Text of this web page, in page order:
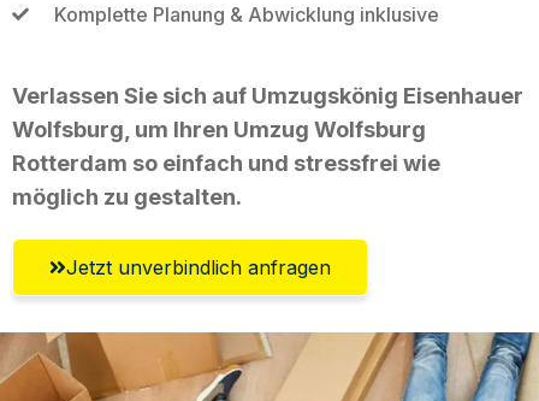
Komplette Planung & Abwicklung inklusive
Verlassen Sie sich auf Umzugskönig Eisenhauer
Wolfsburg, um Ihren Umzug Wolfsburg
Rotterdam so einfach und stressfrei wie
möglich zu gestalten.
Jetzt unverbindlich anfragen